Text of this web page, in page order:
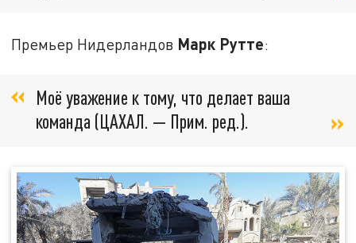
Премьер Нидерландов Марк Рутте:
Моё уважение к тому, что делает ваша
команда (ЦАХАЛ. — Прим. ред.).